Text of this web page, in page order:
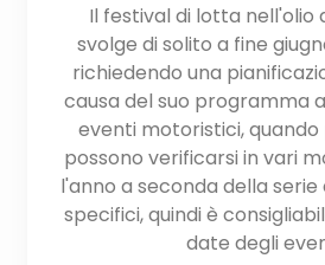
Il festival di lotta nell'olio
svolge di solito a fine
richiedendo una
causa del suo programma
eventi motoristici,
possono verificarsi in vari
l'anno a seconda della
specifici, quindi è
date degli